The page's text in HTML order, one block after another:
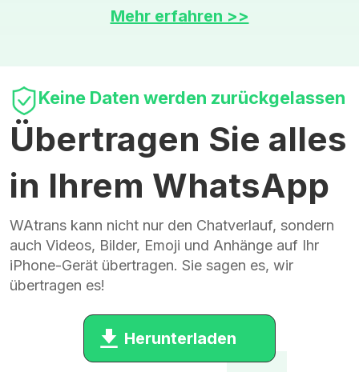
Mehr erfahren >>
Keine Daten werden zurückgelassen
Übertragen Sie alles
in Ihrem WhatsApp
WAtrans kann nicht nur den Chatverlauf, sondern
auch Videos, Bilder, Emoji und Anhänge auf Ihr
iPhone-Gerät übertragen. Sie sagen es, wir
übertragen es!
Herunterladen